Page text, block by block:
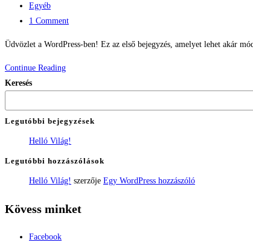
published:
Post
category:
Egyéb
Post
1 Comment
Üdvözlet a WordPress-ben! Ez az első bejegyzés, amelyet lehet akár
Continue ReadingHelló
Keresés
Legutóbbi bejegyzések
Helló Világ!
Legutóbbi hozzászólások
Helló Világ! szerzője Egy WordPress hozzászóló
Kövess minket
Facebook